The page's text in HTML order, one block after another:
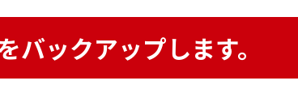
バックアップします。